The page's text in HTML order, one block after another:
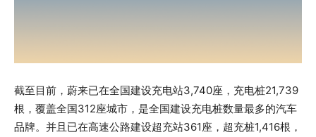
截至目前，蔚来已在全国建设充电站3,740座，充电桩21,739
根，覆盖全国312座城市，是全国建设充电桩数量最多的汽车
品牌。并且已在高速公路建设超充站361座，超充桩1,416根，